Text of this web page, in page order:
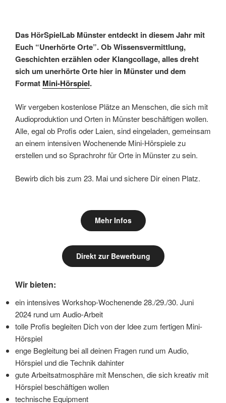
Das HörSpielLab Münster entdeckt in diesem Jahr mit
Euch “Unerhörte Orte”. Ob Wissensvermittlung,
Geschichten erzählen oder Klangcollage, alles dreht
sich um unerhörte Orte hier in Münster und dem
Format Mini-Hörspiel.
Wir vergeben kostenlose Plätze an Menschen, die sich mit
Audioproduktion und Orten in Münster beschäftigen wollen.
Alle, egal ob Profis oder Laien, sind eingeladen, gemeinsam
an einem intensiven Wochenende Mini-Hörspiele zu
erstellen und so Sprachrohr für Orte in Münster zu sein.
Bewirb dich bis zum 23. Mai und sichere Dir einen Platz.
Mehr Infos
Direkt zur Bewerbung
Wir bieten:
ein intensives Workshop-Wochenende 28./29./30. Juni
2024 rund um Audio-Arbeit
tolle Profis begleiten Dich von der Idee zum fertigen Mini-
Hörspiel
enge Begleitung bei all deinen Fragen rund um Audio,
Hörspiel und die Technik dahinter
gute Arbeitsatmosphäre mit Menschen, die sich kreativ mit
Hörspiel beschäftigen wollen
technische Equipment